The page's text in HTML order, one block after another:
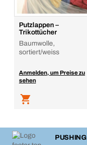
Putzlappen –
Trikottücher
Baumwolle,
sortiert/weiss
Anmelden, um Preise zu
sehen